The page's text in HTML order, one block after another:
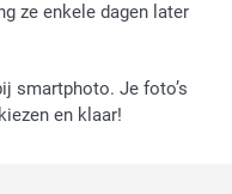
ze enkele dagen later
smartphoto. Je foto’s
en klaar!